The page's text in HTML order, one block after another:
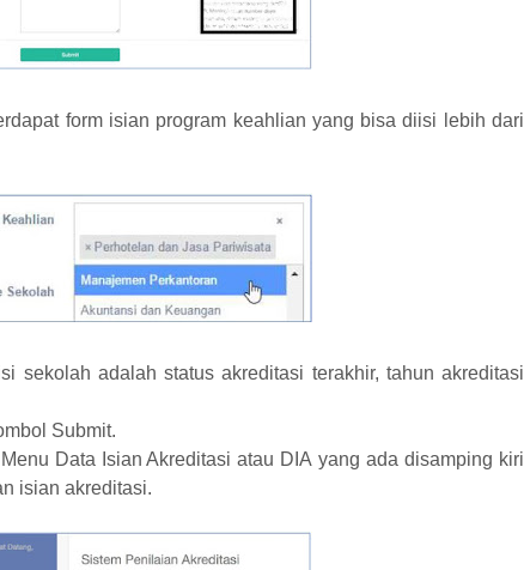
form isian program keahlian yang bisa diisi lebih dari
sekolah adalah status akreditasi terakhir, tahun akreditasi
Submit.
Data Isian Akreditasi atau DIA yang ada disamping kiri
isian akreditasi.